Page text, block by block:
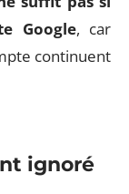
Google, car
continuent
ignoré